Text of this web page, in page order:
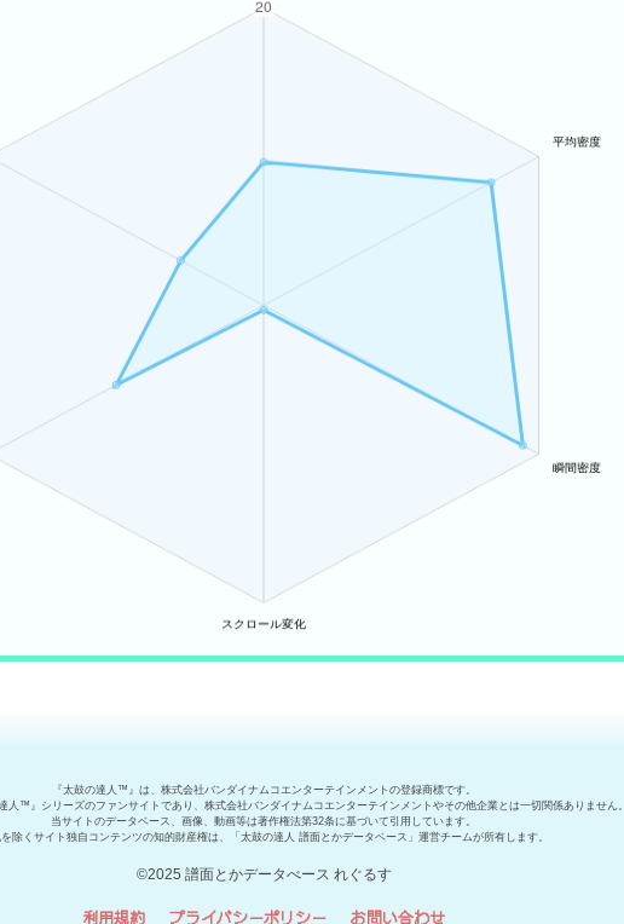
『太鼓の達人™』は、株式会社バンダイナムコエンターテインメントの登録商標です。
人™』シリーズのファンサイトであり、株式会社バンダイナムコエンターテインメントやその他企業とは一切関係ありません。
当サイトのデータベース、画像、動画等は著作権法第32条に基づいて引用しています。
除くサイト独自コンテンツの知的財産権は、「太鼓の達人 譜面とかデータベース」運営チームが所有します。
©2025 譜面とかデータべース れぐるす
利用規約 プライバシーポリシー お問い合わせ